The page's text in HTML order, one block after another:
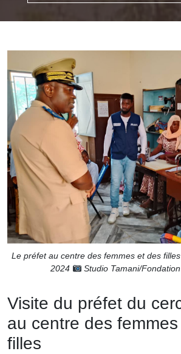
Le préfet au centre des femmes et des
2024
Studio Tamani/
Visite du préfet du
au centre des
filles